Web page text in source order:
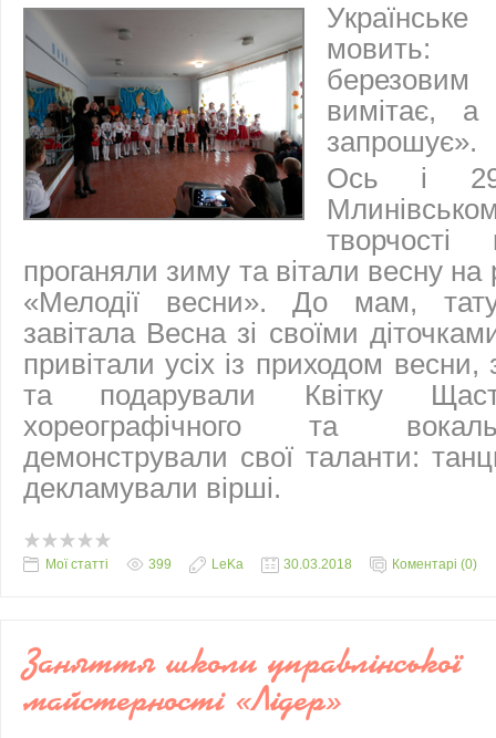
мовить:
вимітає,
запрошує».
Ось і
творчості
проганяли зиму та вітали весну на
«Мелодії весни». До мам,
завітала Весна зі своїми
привітали усіх із приходом весни,
та подарували Квітку
хореографічного та
демонстрували свої таланти:
декламували вірші.
Мої статті 399 LeKa 30.03.2018 Коментарі (0)
Заняття школи управлінської
майстерності «Лідер»